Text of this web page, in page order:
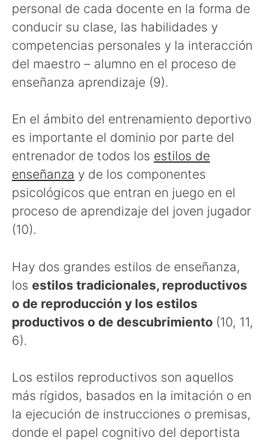
personal de cada docente en la forma de
conducir su clase, las habilidades y
competencias personales y la interacción
del maestro – alumno en el proceso de
enseñanza aprendizaje (9).
En el ámbito del entrenamiento deportivo
es importante el dominio por parte del
entrenador de todos los estilos de
enseñanza y de los componentes
psicológicos que entran en juego en el
proceso de aprendizaje del joven jugador
(10).
Hay dos grandes estilos de enseñanza,
los estilos tradicionales, reproductivos
o de reproducción y los estilos
productivos o de descubrimiento (10, 11,
6).
Los estilos reproductivos son aquellos
más rígidos, basados en la imitación o en
la ejecución de instrucciones o premisas,
donde el papel cognitivo del deportista